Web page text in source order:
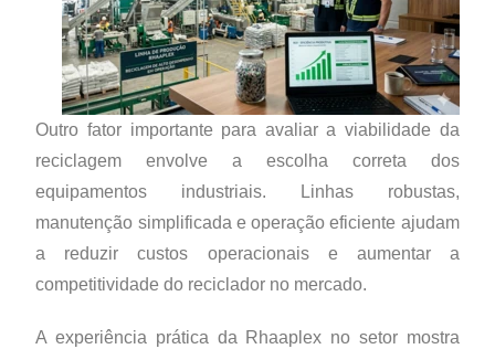
Outro fator importante para avaliar a viabilidade da
reciclagem envolve a escolha correta dos
equipamentos industriais. Linhas robustas,
manutenção simplificada e operação eficiente ajudam
a reduzir custos operacionais e aumentar a
competitividade do reciclador no mercado.
A experiência prática da Rhaaplex no setor mostra